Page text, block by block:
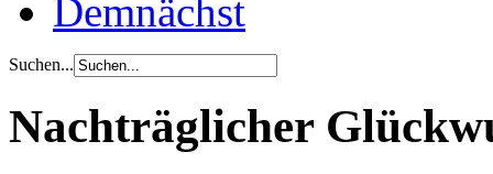
Demnächst
Suchen...
Nachträglicher